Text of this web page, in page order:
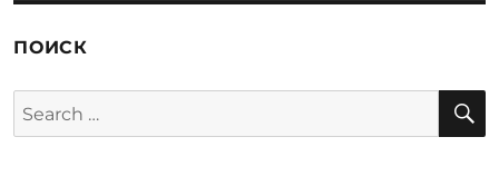
ПОИСК
Search
for: